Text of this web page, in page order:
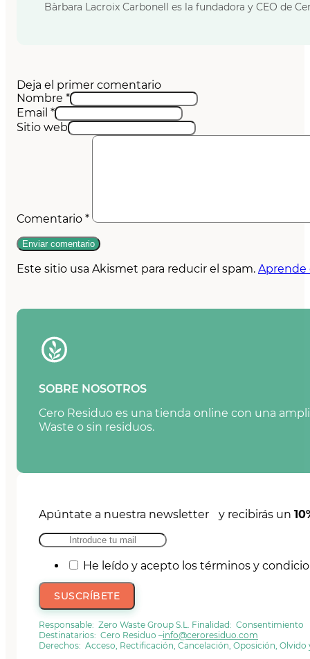
Bàrbara Lacroix Carbonell es la fundadora y CEO de
Deja el primer comentario
Nombre *
Email *
Sitio web
Comentario *
Este sitio usa Akismet para reducir el spam. Aprende
SOBRE NOSOTROS
Cero Residuo es una tienda online con una
Waste o sin residuos.
Apúntate a nuestra newsletter y recibirás un
He leído y acepto los términos y
SUSCRÍBETE
Responsable: Zero Waste Group S.L. Finalidad: Consentimiento
Destinatarios: Cero Residuo –info@ceroresiduo.com
Derechos: Acceso, Rectificación, Cancelación, Oposición,